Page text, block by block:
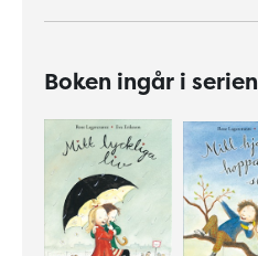
Boken ingår i serien